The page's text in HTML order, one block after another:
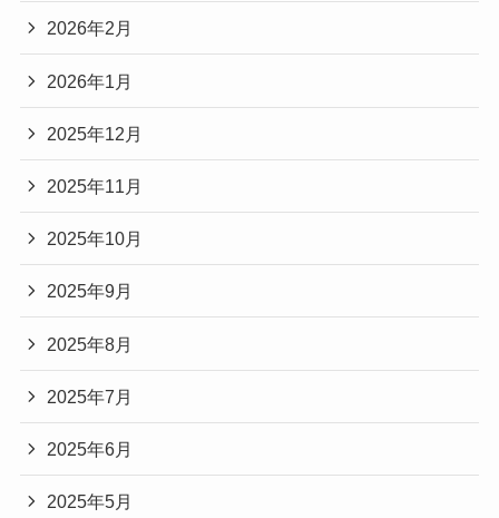
2026年2月
2026年1月
2025年12月
2025年11月
2025年10月
2025年9月
2025年8月
2025年7月
2025年6月
2025年5月